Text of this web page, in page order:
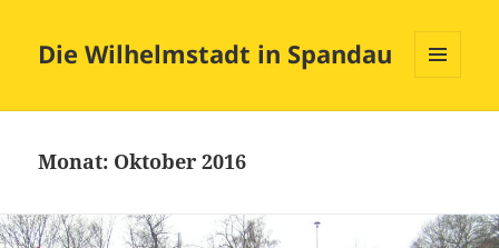
Die Wilhelmstadt in Spandau
Monat: Oktober 2016